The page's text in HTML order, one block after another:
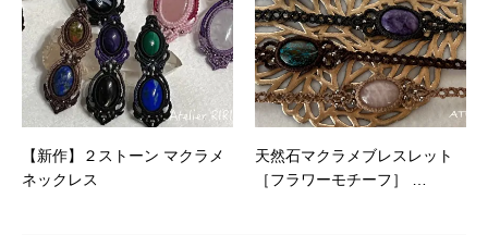
【新作】２ストーン マクラメ
ネックレス
天然石マクラメブレスレット
［フラワーモチーフ］ …